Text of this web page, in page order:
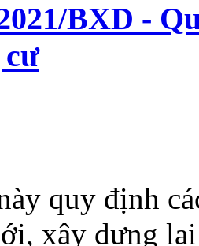
BXD -
cư
quy định
xây dựng